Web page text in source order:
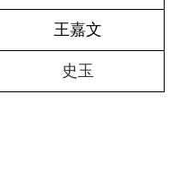
王嘉文
史玉